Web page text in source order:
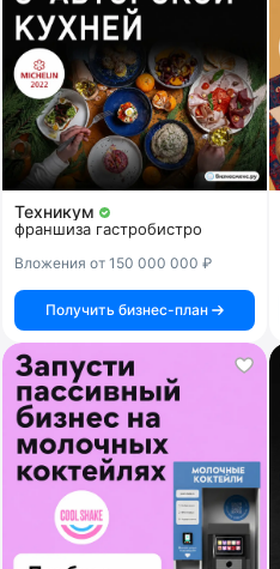
Техникум
франшиза гастробистро
Вложения от 150 000 000 ₽
Получить бизнес-план